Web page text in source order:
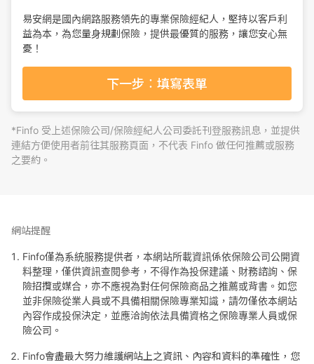
易安網是國內網路服務領先的專業保險經紀人，堅持以客戶利
益為本，為您量身規劃保險，提供最優質的服務，讓您安心無
憂！
下一步：填寫表單
*Finfo 受上述保險公司/保險經紀人公司委託刊登服務訊息，並提供
連結方便使用者前往其服務頁面，不代表 Finfo 做任何推薦或服務
之要約。
網站提醒
Finfo僅為系統服務提供者，本網站所載資訊係依保險公司公開資
料整理，僅供資訊查閱參考，不得作為投保建議、財務諮詢、保
險招攬或媒合，亦不應視為對任何保險商品之推薦或背書。如您
並非保險從業人員或不具備相關保險專業知識，請勿僅依本網站
內容作成投保決定，並應洽詢依法具備資格之保險專業人員或保
險公司。
Finfo會盡最大努力維護網站上之資訊、內容和資料的準確性，您